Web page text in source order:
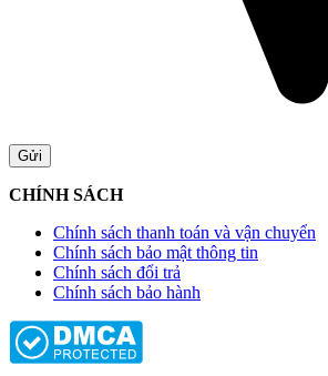
CHÍNH SÁCH
Chính sách thanh toán và vận chuyển
Chính sách bảo mật thông tin
Chính sách đổi trả
Chính sách bảo hành